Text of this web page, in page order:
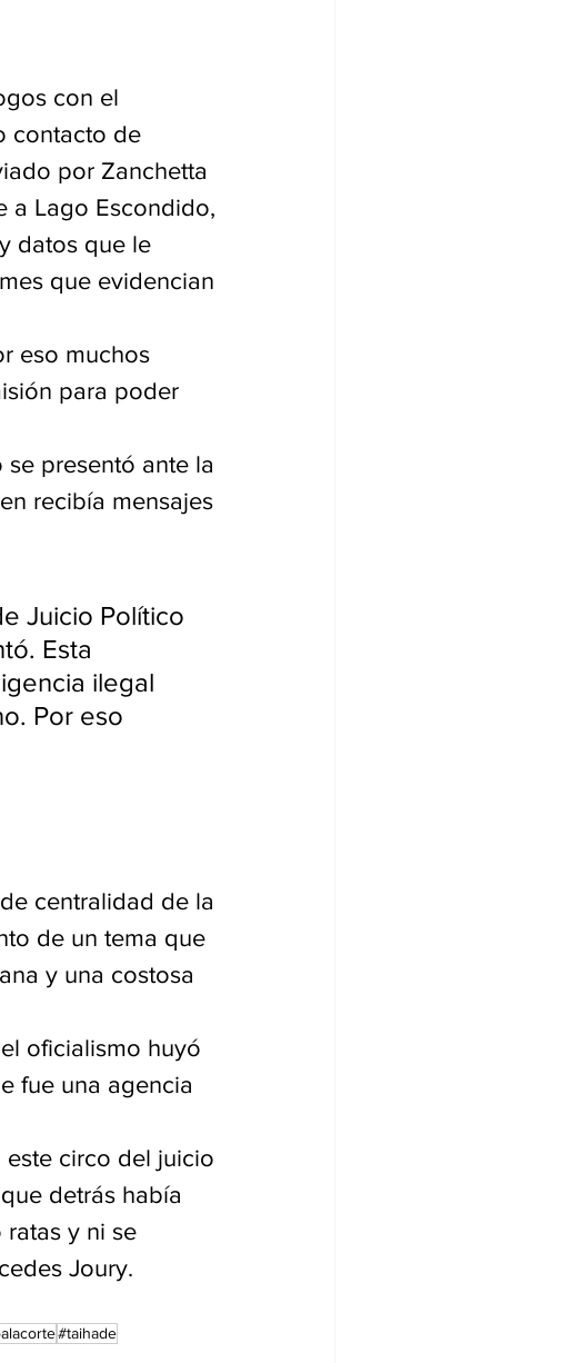
con el
contacto de
por Zanchetta
a Lago Escondido,
datos que le
que evidencian
eso muchos
para poder
presentó ante la
recibía mensajes
Juicio Político
Esta
ilegal
Por eso
centralidad de la
de un tema que
y una costosa
oficialismo huyó
fue una agencia
este circo del juicio
detrás había
y ni se
Joury.
#taihade